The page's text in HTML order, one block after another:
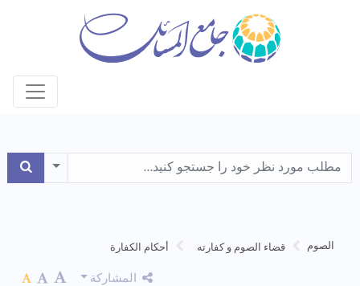
Dropdown
الصوم قضاء الصوم و کفارته أحکام الکفارة
المشاركة